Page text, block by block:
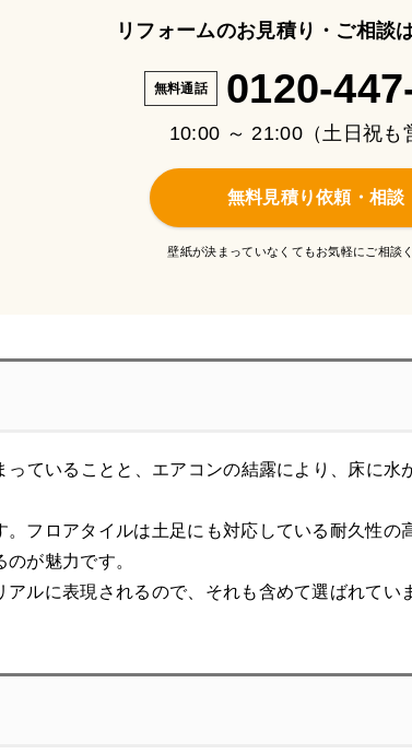
リフォームのお見積り・ご相談
無料通話 0120-
10:00 ～ 21:00（土日祝も
無料見積り依頼・相談
壁紙が決まっていなくてもお気軽にご相談
っていることと、エアコンの結露により、床に
フロアタイルは土足にも対応している耐久性の
が魅力です。
ルに表現されるので、それも含めて選ばれてい